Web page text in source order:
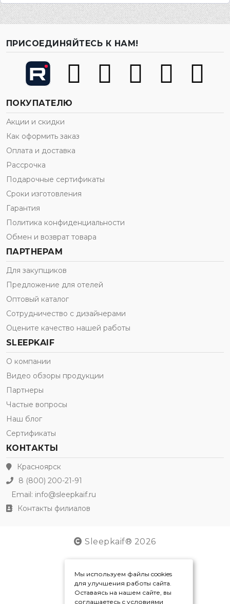
Мы используем файлы cookies
для улучшения работы сайта.
Оставаясь на нашем сайте, вы
соглашаетесь с условиями
ПРИСОЕДИНЯЙТЕСЬ К НАМ!
ПОКУПАТЕЛЮ
Акции и скидки
Как оформить заказ
Оплата и доставка
Рассрочка
Подарочные сертификаты
Сроки изготовления
Гарантия
Политика конфиденциальности
Обмен и возврат товара
ПАРТНЕРАМ
Для закупщиков
Предложение для отелей
Оптовый каталог
Сотрудничество с дизайнерами
Оцените качество нашей работы
SLEEPKAIF
О компании
Видео обзоры продукции
Партнеры
Частые вопросы
Наш блог
Сертификаты
КОНТАКТЫ
Красноярск
8 (800) 200-21-91
Email: info@sleepkaif.ru
Контакты филиалов
Sleepkaif® 2026